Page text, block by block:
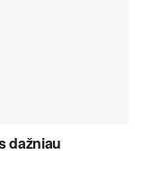
dažniau